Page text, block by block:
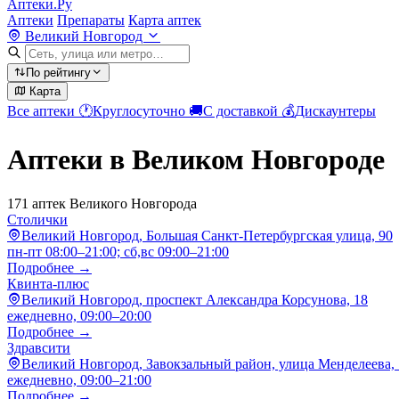
Аптеки.Ру
Аптеки Препараты Карта аптек
Великий Новгород
По рейтингу
Карта
Все аптеки 🕐Круглосуточно 🚚С доставкой 💰Дискаунтеры
Аптеки в Великом Новгороде
171 аптек Великого Новгорода
Столички
Великий Новгород, Большая Санкт-Петербургская улица, 90
пн-пт 08:00–21:00; сб,вс 09:00–21:00
Подробнее →
Квинта-плюс
Великий Новгород, проспект Александра Корсунова, 18
ежедневно, 09:00–20:00
Подробнее →
Здравсити
Великий Новгород, Завокзальный район, улица Менделеева,
ежедневно, 09:00–21:00
Подробнее →